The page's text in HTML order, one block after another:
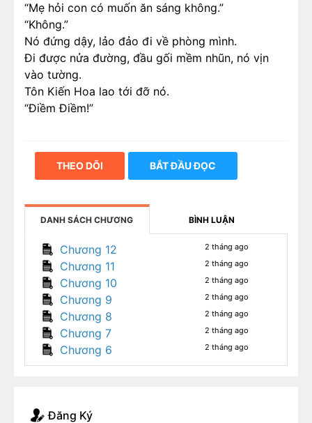
“Mẹ hỏi con có muốn ăn sáng không.”
“Không.”
Nó đứng dậy, lảo đảo đi về phòng mình.
Đi được nửa đường, đầu gối mềm nhũn, nó vịn
vào tường.
Tôn Kiến Hoa lao tới đỡ nó.
“Điềm Điềm!”
THEO DÕI BẮT ĐẦU ĐỌC
DANH SÁCH CHƯƠNG BÌNH LUẬN
Chương 12 2 tháng ago
Chương 11 2 tháng ago
Chương 10 2 tháng ago
Chương 9 2 tháng ago
Chương 8 2 tháng ago
Chương 7 2 tháng ago
Chương 6 2 tháng ago
Đăng Ký